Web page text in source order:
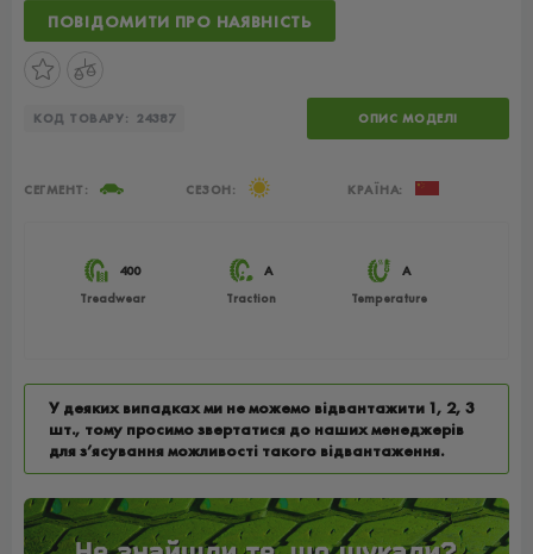
ПОВІДОМИТИ ПРО НАЯВНІСТЬ
КОД ТОВАРУ: 24387 ОПИС МОДЕЛІ
400
Treadwear
A
Traction
A
Temperature
СЕГМЕНТ: СЕЗОН: КРАЇНА:
У деяких випадках ми не можемо відвантажити 1, 2, 3
шт., тому просимо звертатися до наших менеджерів
для з’ясування можливості такого відвантаження.